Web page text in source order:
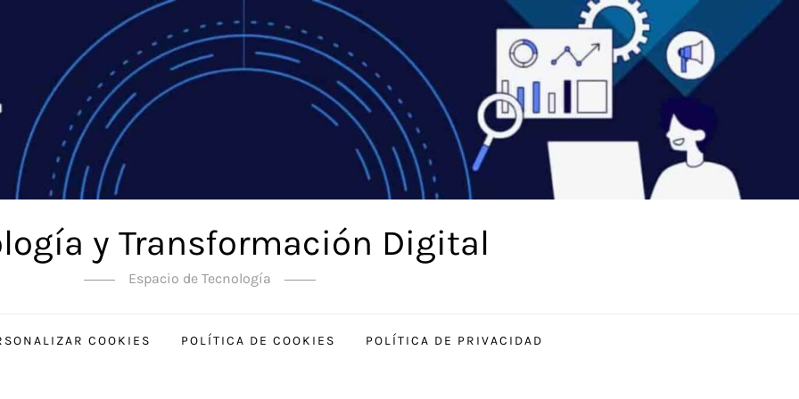
y Transformación Digital
Espacio de Tecnología
COOKIES POLÍTICA DE COOKIES POLÍTICA DE PRIVACIDAD